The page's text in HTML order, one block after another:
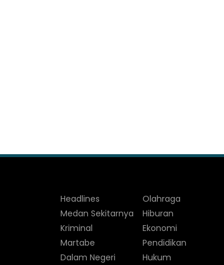
Headlines
Medan Sekitarnya
Kriminal
Martabe
Dalam Negeri
Olahraga
Hiburan
Ekonomi
Pendidikan
Hukum